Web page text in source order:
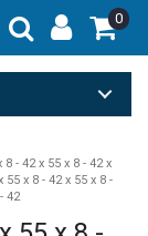
0
8 - 42 x 55 x 8 - 42 x
55 x 8 - 42 x 55 x 8 -
42